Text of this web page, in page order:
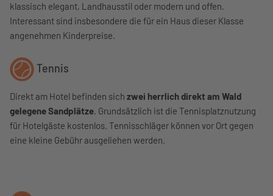
klassisch elegant, Landhausstil oder modern und offen.
Interessant sind insbesondere die für ein Haus dieser Klasse
angenehmen Kinderpreise.
Tennis
Direkt am Hotel befinden sich zwei herrlich direkt am Wald
gelegene Sandplätze. Grundsätzlich ist die Tennisplatznutzung
für Hotelgäste kostenlos. Tennisschläger können vor Ort gegen
eine kleine Gebühr ausgeliehen werden.